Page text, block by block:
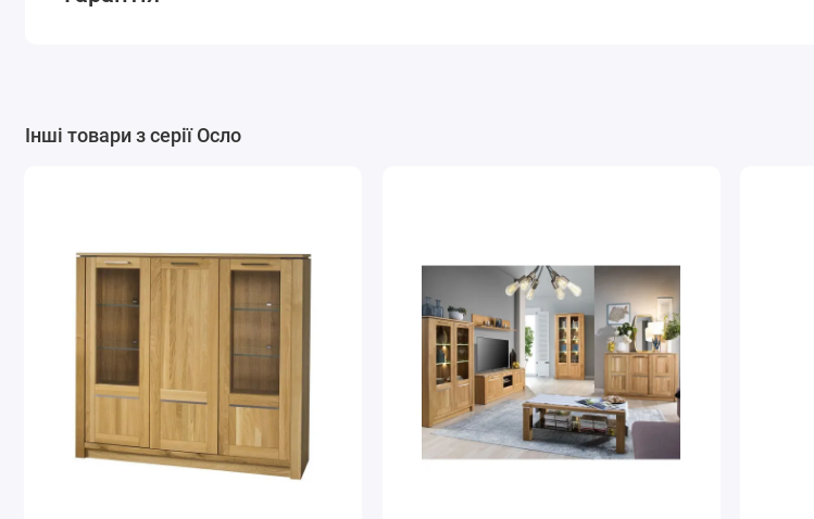
Інші товари з серії Осло